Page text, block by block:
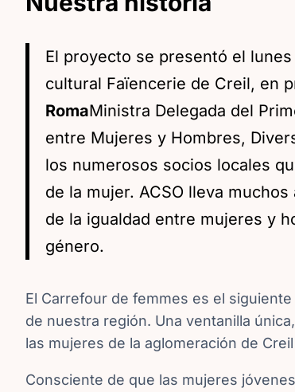
El proyecto se presentó el
cultural Faïencerie de Creil, en
RomaMinistra Delegada del
entre Mujeres y Hombres,
los numerosos socios locales
de la mujer. ACSO lleva
de la igualdad entre mujeres y
género.
El Carrefour de femmes es el
de nuestra región. Una ventanilla
las mujeres de la aglomeración de
Consciente de que las mujeres